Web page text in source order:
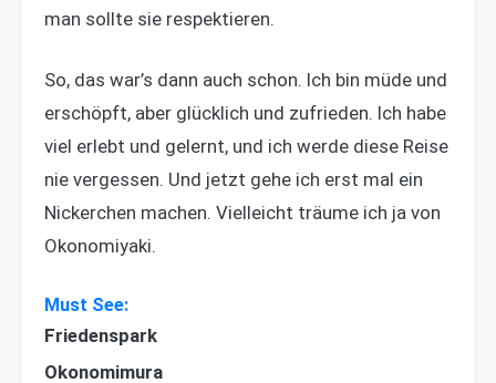
man sollte sie respektieren.
So, das war’s dann auch schon. Ich bin müde und
erschöpft, aber glücklich und zufrieden. Ich habe
viel erlebt und gelernt, und ich werde diese Reise
nie vergessen. Und jetzt gehe ich erst mal ein
Nickerchen machen. Vielleicht träume ich ja von
Okonomiyaki.
Friedenspark
Okonomimura